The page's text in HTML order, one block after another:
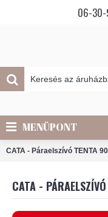
06-
MENÜPONT
CATA - Páraelszívó TENTA
CATA -